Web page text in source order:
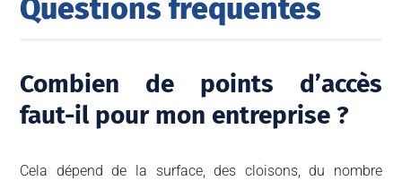
Questions fréquentes
Combien de points d’accès
faut-il pour mon entreprise ?
Cela dépend de la surface, des cloisons, du nombre